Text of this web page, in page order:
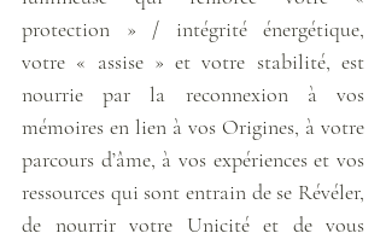
protection » / intégrité énergétique,
votre « assise » et votre stabilité, est
nourrie par la reconnexion à vos
mémoires en lien à vos Origines, à votre
parcours d’âme, à vos expériences et vos
ressources qui sont entrain de se Révéler,
de nourrir votre Unicité et de vous